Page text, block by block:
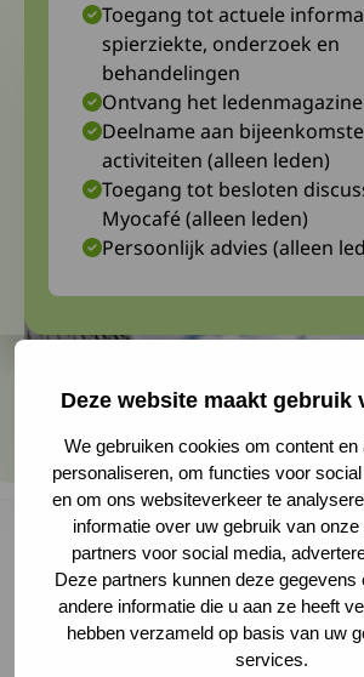
Deze website maakt gebruik
We gebruiken cookies om content en
personaliseren, om functies voor
en om ons websiteverkeer te
informatie over uw gebruik van
partners voor social media,
Deze partners kunnen deze gegevens
andere informatie die u aan ze heeft
hebben verzameld op basis van uw
services.
Voor de nieuwsbrief van de
organisatie maakte prof.
samenvatting van zijn artikel
Toegang tot actuele
spierziekte, onderzoek en
behandelingen
Ontvang het
Deelname aan
activiteiten (alleen leden)
Toegang tot besloten
Myocafé (alleen leden)
Persoonlijk advies (alleen